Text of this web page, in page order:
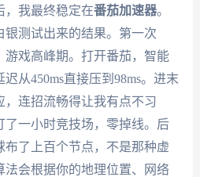
，我最终稳定在番茄加速器。
测试出来的结果。第一次
游戏高峰期。打开番茄，智能
从450ms直接压到98ms。进末
连招流畅得让我有点不习
了一小时竞技场，零掉线。后
布了上百个节点，不是那种虚
法会根据你的地理位置、网络